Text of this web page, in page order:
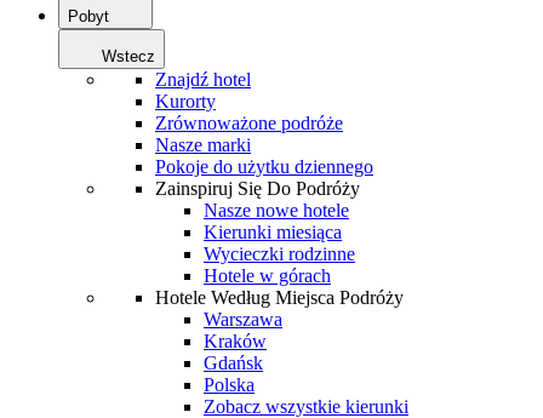
Pobyt
Wstecz
Znajdź hotel
Kurorty
Zrównoważone podróże
Nasze marki
Pokoje do użytku dziennego
Zainspiruj Się Do Podróży
Nasze nowe hotele
Kierunki miesiąca
Wycieczki rodzinne
Hotele w górach
Hotele Według Miejsca Podróży
Warszawa
Kraków
Gdańsk
Polska
Zobacz wszystkie kierunki